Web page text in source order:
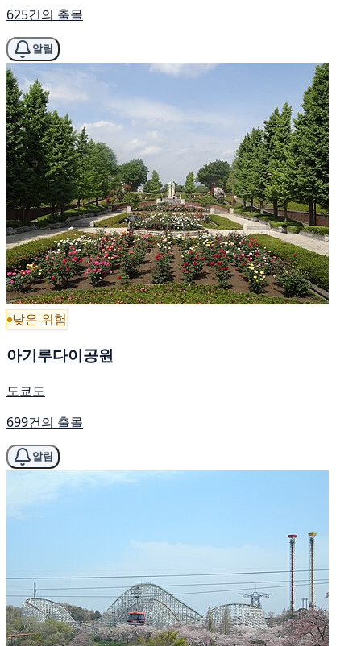
625건의 출몰
알림
낮은 위험
아기루다이공원
도쿄도
699건의 출몰
알림